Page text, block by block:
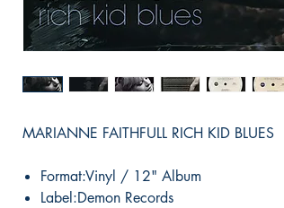
MARIANNE FAITHFULL RICH KID BLUES
Format:Vinyl / 12" Album
Label:Demon Records